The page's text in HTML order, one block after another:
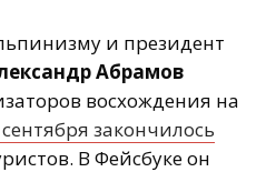
и президент
Абрамов
восхождения на
закончилось
В Фейсбуке он